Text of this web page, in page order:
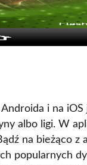
Androida i na iOS
albo ligi. W
na bieżąco z
popularnych